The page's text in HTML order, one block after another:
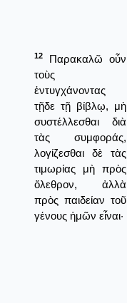
12
Παρακαλῶ οὖν
τοὺς
ἐντυγχάνοντας
τῇδε τῇ βίβλῳ, μὴ
συστέλλεσθαι διὰ
τὰς συμφοράς,
λογίζεσθαι δὲ τὰς
τιμωρίας μὴ πρὸς
ὄλεθρον, ἀλλὰ
πρὸς παιδείαν τοῦ
γένους ἡμῶν εἶναι·